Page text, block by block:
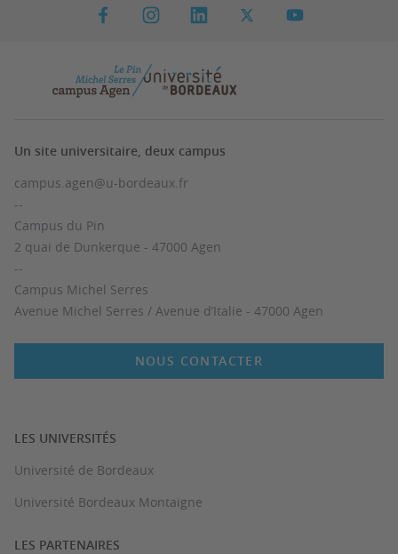
Un site universitaire, deux campus
campus.agen@u-bordeaux.fr
--
Campus du Pin
2 quai de Dunkerque - 47000 Agen
--
Campus Michel Serres
Avenue Michel Serres / Avenue d’Italie - 47000 Agen
NOUS CONTACTER
LES UNIVERSITÉS
Université de Bordeaux
Université Bordeaux Montaigne
LES PARTENAIRES